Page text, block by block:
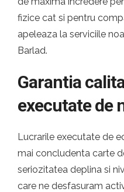
fizice cat si pentru
apeleaza la serviciile
Barlad.
Garantia
executate de
Lucrarile executate de
mai concludenta carte
seriozitatea deplina si
care ne desfasuram